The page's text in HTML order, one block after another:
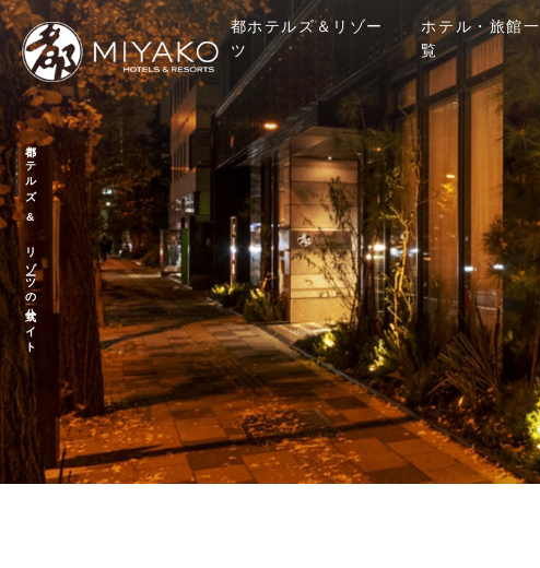
都ホテルズ & リゾーツの公式サイト
都ホテルズ＆リゾー
ツ
ホテル・旅館一
覧